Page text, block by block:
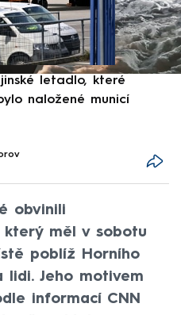
letadlo, které
naložené municí
obvinili
který měl v sobotu
poblíž Horního
lidi. Jeho motivem
informací CNN